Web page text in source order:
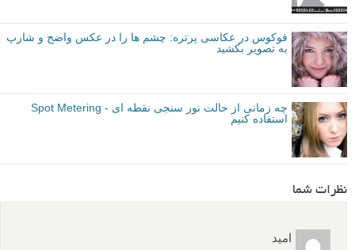
فوکوس در عکاسی پرتره: چشم ها را در عکس واضح و شارپ
به تصویر بکشید
چه زمانی از حالت نور سنجی نقطه ای - Spot Metering
استفاده کنیم
نظرات شما
امید